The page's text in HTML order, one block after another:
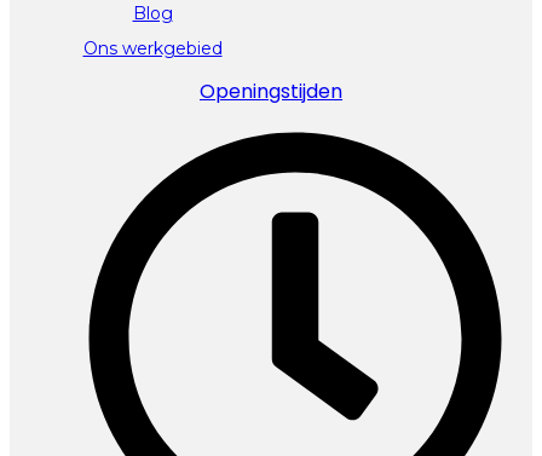
Blog
Ons werkgebied
Openingstijden